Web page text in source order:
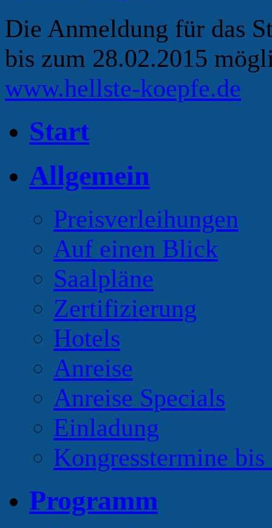
Die Anmeldung für das
bis zum 28.02.2015
www.hellste-koepfe.de
Start
Allgemein
Preisverleihungen
Auf einen Blick
Saalpläne
Zertifizierung
Hotels
Anreise
Anreise Specials
Einladung
Kongresstermine bis
Programm